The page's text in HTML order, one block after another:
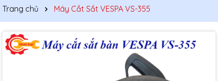
Trang chủ Máy Cắt Sắt VESPA VS-355